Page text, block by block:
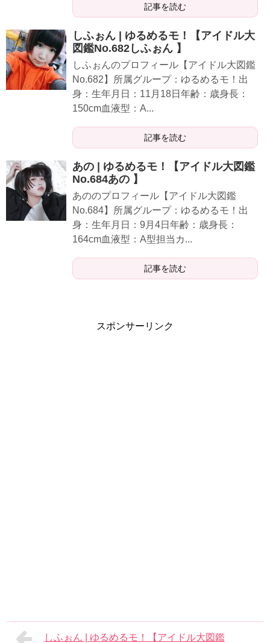
記事を読む
しふぉん | ゆるめるモ！【アイドル大
図鑑No.682しふぉん 】
しふぉんのプロフィール【アイドル大図鑑
No.682】所属グループ：ゆるめるモ！出
身：生年月日：11月18日年齢：歳身長：
150cm血液型：A...
記事を読む
あの | ゆるめるモ！【アイドル大図鑑
No.684あの 】
あののプロフィール【アイドル大図鑑
No.684】所属グループ：ゆるめるモ！出
身：生年月日：9月4日年齢：歳身長：
164cm血液型：A型担当カ...
記事を読む
スポンサーリンク
しふぉん | ゆるめるモ！【アイドル大図鑑